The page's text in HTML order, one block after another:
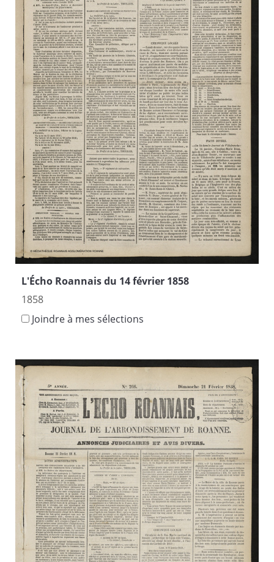
L'Écho Roannais du 14 février 1858
1858
Joindre à mes sélections